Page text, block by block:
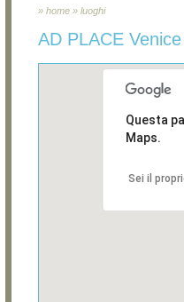
» home » luoghi
AD PLACE Venice
Questa
Maps.
Sei il